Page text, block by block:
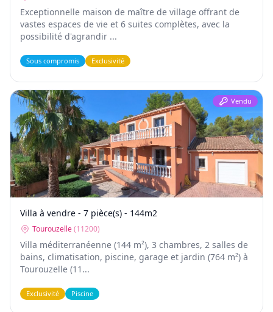
Exceptionnelle maison de maître de village offrant de
vastes espaces de vie et 6 suites complètes, avec la
possibilité d'agrandir ...
Sous compromis Exclusivité
Vendu
Villa à vendre - 7 pièce(s) - 144m2
Tourouzelle(11200)
Villa méditerranéenne (144 m²), 3 chambres, 2 salles de
bains, climatisation, piscine, garage et jardin (764 m²) à
Tourouzelle (11...
Exclusivité Piscine